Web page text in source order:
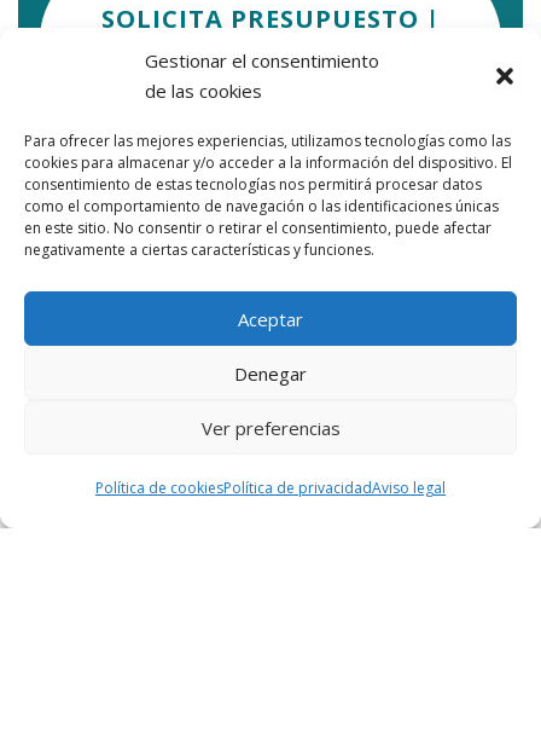
Gestionar el consentimiento
de las cookies
Para ofrecer las mejores experiencias, utilizamos tecnologías como las
cookies para almacenar y/o acceder a la información del dispositivo. El
consentimiento de estas tecnologías nos permitirá procesar datos
como el comportamiento de navegación o las identificaciones únicas
en este sitio. No consentir o retirar el consentimiento, puede afectar
negativamente a ciertas características y funciones.
Aceptar
Denegar
Ver preferencias
Política de cookiesPolítica de privacidadAviso legal
SOLICITA PRESUPUESTO |
PROTECCIÓN DE DATOS